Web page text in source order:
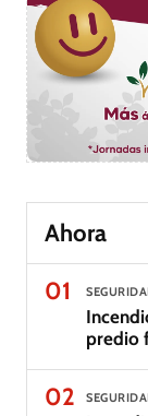
Ahora
01
predio
02